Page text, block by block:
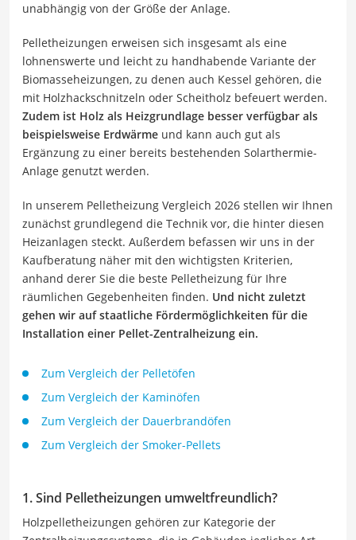
unabhängig von der Größe der Anlage.
Pelletheizungen erweisen sich insgesamt als eine
lohnenswerte und leicht zu handhabende Variante der
Biomasseheizungen, zu denen auch Kessel gehören, die
mit Holzhackschnitzeln oder Scheitholz befeuert werden.
Zudem ist Holz als Heizgrundlage besser verfügbar als
beispielsweise Erdwärme und kann auch gut als
Ergänzung zu einer bereits bestehenden Solarthermie-
Anlage genutzt werden.
In unserem Pelletheizung Vergleich 2026 stellen wir Ihnen
zunächst grundlegend die Technik vor, die hinter diesen
Heizanlagen steckt. Außerdem befassen wir uns in der
Kaufberatung näher mit den wichtigsten Kriterien,
anhand derer Sie die beste Pelletheizung für Ihre
räumlichen Gegebenheiten finden. Und nicht zuletzt
gehen wir auf staatliche Fördermöglichkeiten für die
Installation einer Pellet-Zentralheizung ein.
Zum Vergleich der Pelletöfen
Zum Vergleich der Kaminöfen
Zum Vergleich der Dauerbrandöfen
Zum Vergleich der Smoker-Pellets
1. Sind Pelletheizungen umweltfreundlich?
Holzpelletheizungen gehören zur Kategorie der